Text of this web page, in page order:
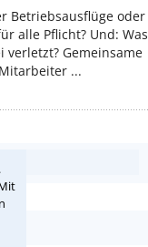
Betriebsausflüge oder
alle Pflicht? Und: Was
Gemeinsame
...